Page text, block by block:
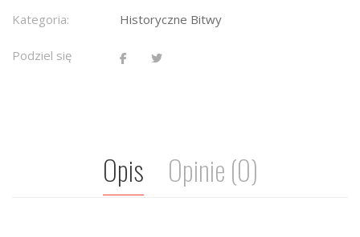
Kategoria: Historyczne Bitwy
Podziel się
Opis Opinie (0)